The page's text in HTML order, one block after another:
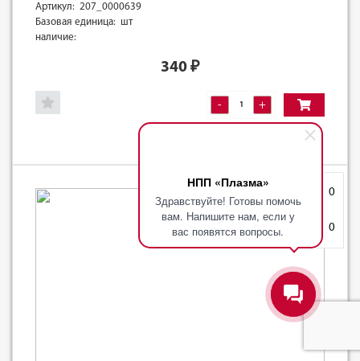
НПП «Плазма»
Здравствуйте! Готовы помочь
вам. Напишите нам, если у
вас появятся вопросы.
0
Корзина 0
Артикул: 207_0000639
Базовая единица: шт
наличие:
340 ₽
- +